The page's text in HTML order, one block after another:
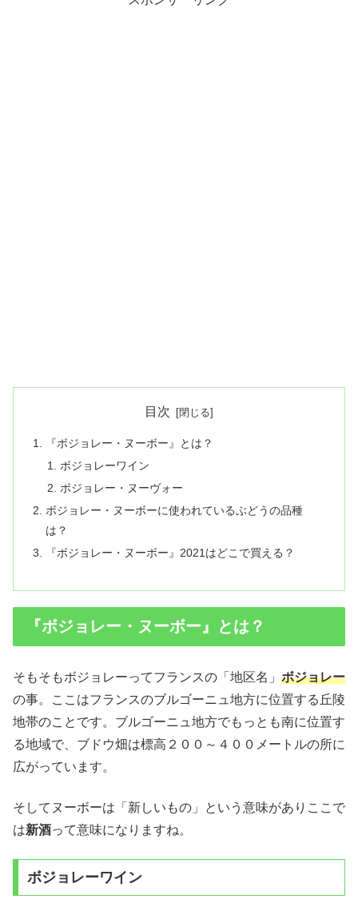
目次
『ボジョレー・ヌーボー』とは？
ボジョレーワイン
ボジョレー・ヌーヴォー
ボジョレー・ヌーボーに使われているぶどうの品種
は？
『ボジョレー・ヌーボー』2021はどこで買える？
『ボジョレー・ヌーボー』とは？
そもそもボジョレーってフランスの「地区名」 ボジョレー
の事。ここはフランスのブルゴーニュ地方に位置する丘陵
地帯のことです。ブルゴーニュ地方でもっとも南に位置す
る地域で、ブドウ畑は標高２００～４００メートルの所に
広がっています。
そしてヌーボーは「新しいもの」という意味がありここで
は新酒って意味になりますね。
ボジョレーワイン